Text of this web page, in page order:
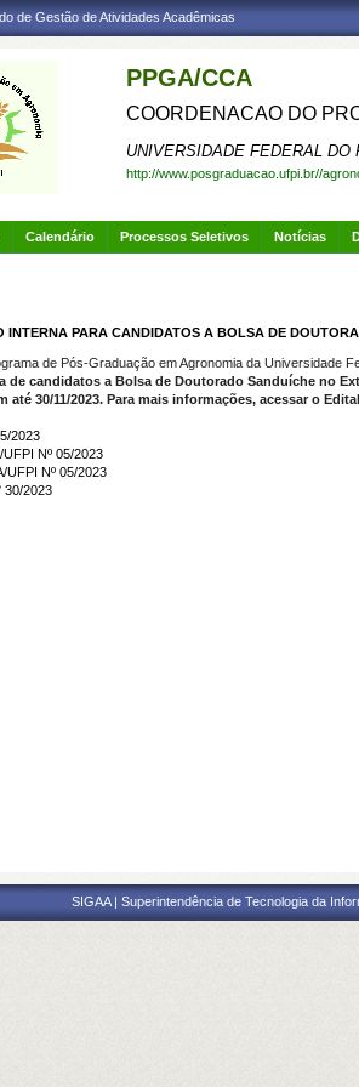
de Gestão de Atividades Acadêmicas
PPGA/CCA
COORDENACAO DO
UNIVERSIDADE FEDERAL DO
http://www.posgraduacao.ufpi.br//
Calendário Processos Seletivos Notícias
INTERNA PARA CANDIDATOS A BOLSA DE
de Pós-Graduação em Agronomia da Universidade
de candidatos a Bolsa de Doutorado Sanduíche no
até 30/11/2023. Para mais informações, acessar o Edital
2023
UFPI Nº 05/2023
UFPI Nº 05/2023
30/2023
SIGAA | Superintendência de Tecnologia da